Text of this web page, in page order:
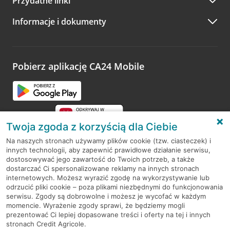
A po wizycie…
Zachęcamy do podzielenia się z nami opinią o wizycie.
opinie.
Informacje i dokumenty
Pobierz aplikację CA24 Mobile
RODO
Regulamin serwisu
Mapa serwisu
PolitykaCookies
Twoja zgoda z korzyścią dla Ciebie
Na naszych stronach używamy plików cookie (tzw. ciasteczek) i
innych technologii, aby zapewnić prawidłowe działanie serwisu,
dostosowywać jego zawartość do Twoich potrzeb, a także
dostarczać Ci spersonalizowane reklamy na innych stronach
internetowych. Możesz wyrazić zgodę na wykorzystywanie lub
odrzucić pliki cookie – poza plikami niezbędnymi do funkcjonowania
serwisu. Zgody są dobrowolne i możesz je wycofać w każdym
momencie. Wyrażenie zgody sprawi, że będziemy mogli
prezentować Ci lepiej dopasowane treści i oferty na tej i innych
stronach Credit Agricole.